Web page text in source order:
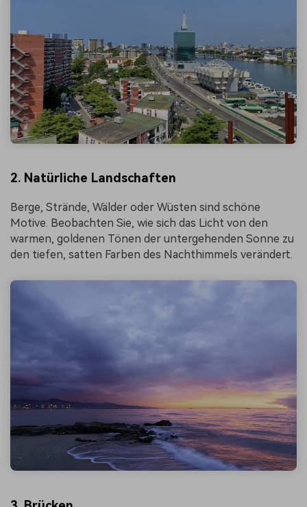
2. Natürliche Landschaften
Berge, Strände, Wälder oder Wüsten sind schöne
Motive. Beobachten Sie, wie sich das Licht von den
warmen, goldenen Tönen der untergehenden Sonne zu
den tiefen, satten Farben des Nachthimmels verändert.